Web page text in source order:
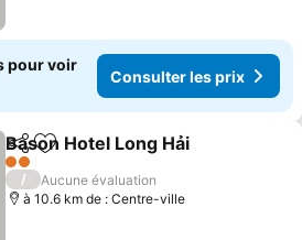
pour voir
Consulter les prix
PartagerAjouter à mes favoris
Bason Hotel Long Hải
2 Étoiles
/
Aucune évaluation
à 10.6 km de : Centre-ville